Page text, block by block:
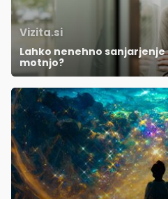
Vizita.si
Lahko nenehno
motnjo?